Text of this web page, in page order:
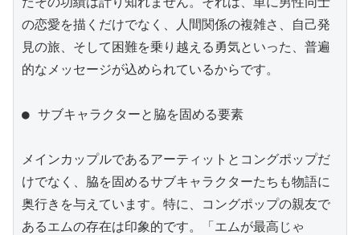
の恋愛を描くだけでなく、人間関係の複雑さ、自己発
見の旅、そして困難を乗り越える勇気といった、普遍
的なメッセージが込められているからです。
● サブキャラクターと脇を固める要素
メインカップルであるアーティットとコングポップだ
けでなく、脇を固めるサブキャラクターたちも物語に
奥行きを与えています。特に、コングポップの親友で
あるエムの存在は印象的です。「エムが最高じゃ